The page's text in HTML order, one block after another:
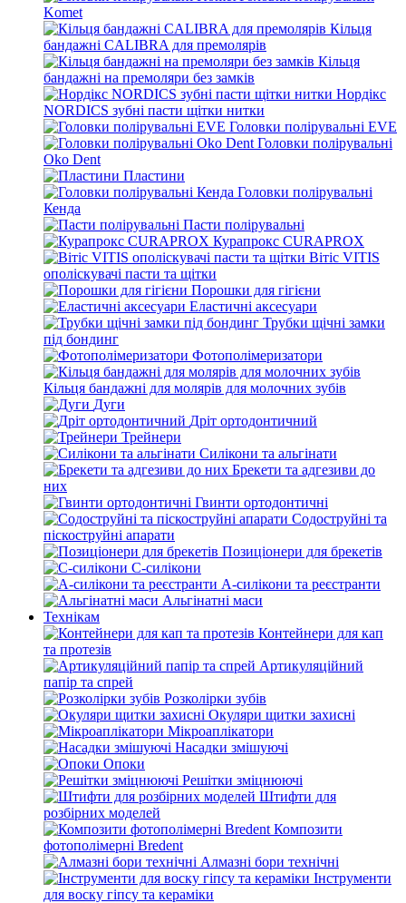
Komet
Кільця
бандажні CALIBRA для премолярів
Кільця
бандажні на премоляри без замків
Нордікс
NORDICS зубні пасти щітки нитки
Головки полірувальні EVE
Головки полірувальні
Oko Dent
Пластини
Головки полірувальні
Кенда
Пасти полірувальні
Курапрокс CURAPROX
Вітіс VITIS
ополіскувачі пасти та щітки
Порошки для гігієни
Еластичні аксесуари
Трубки щічні замки
під бондинг
Фотополімеризатори
Кільця бандажні для молярів для молочних зубів
Дуги
Дріт ортодонтичний
Трейнери
Силікони та альгінати
Брекети та адгезиви до
них
Гвинти ортодонтичні
Содоструйні та
піскоструйні апарати
Позиціонери для брекетів
С-силікони
А-силікони та реєстранти
Альгінатні маси
Технікам
Контейнери для кап
та протезів
Артикуляційний
папір та спрей
Розколірки зубів
Окуляри щитки захисні
Мікроаплікатори
Насадки змішуючі
Опоки
Решітки зміцнюючі
Штифти для
розбірних моделей
Композити
фотополімерні Bredent
Алмазні бори технічні
Інструменти
для воску гіпсу та кераміки